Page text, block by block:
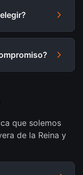
que solemos
de la Reina y